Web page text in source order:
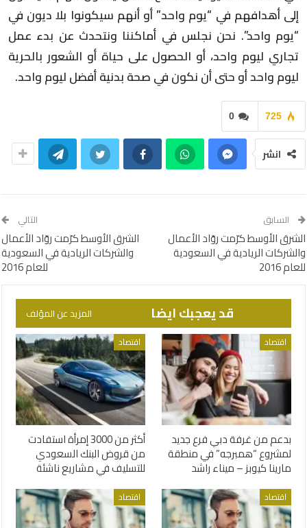
إلى أهدافهم في “يوم واحد” أو أنهم سيكونوا بلا ديون في
“يوم واحد”. نحن نجلس في أماكننا ونتحدث عن بدء عمل
تجاري ليوم واحد، أو الحصول على حياة أو الشعور بالحرية
ليوم واحد أو حتى أن نكون في صحة بدنية أفضل ليوم واحد.
0 725
انشر
السابق
الشرق الأوسط كرّمت روّاد الأعمال
والشركات الريادية في السعودية
للعام 2016
التالي
الشرق الأوسط كرّمت روّاد الأعمال
والشركات الريادية في السعودية
للعام 2016
قد يعجبك ايضا المزيد عن المؤلف
اقتصاد
بدعم من غرفة دبي فرع جديد
لمشروع “همبرجه” في منطقة
مارينا كيوبز – ميناء راشد
اقتصاد
أكثر من 3000 إمرأة استفادت
من قروض البنك السعودي
للتسليف في مشاريع ناشئة
اقتصاد اقتصاد